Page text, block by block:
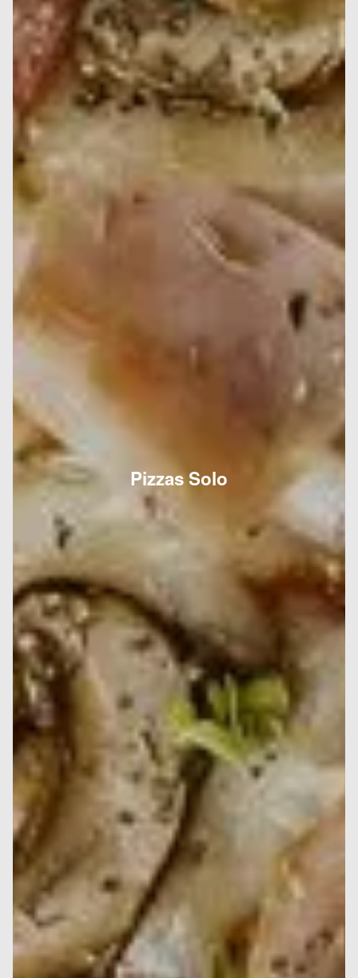
Pizzas Solo